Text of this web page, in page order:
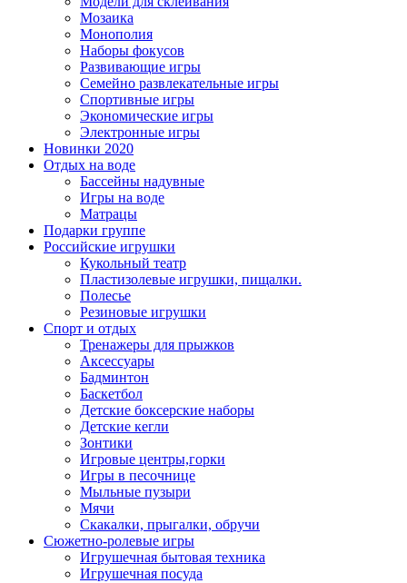
Мозаика
Монополия
Наборы фокусов
Развивающие игры
Семейно развлекательные игры
Спортивные игры
Экономические игры
Электронные игры
Новинки 2020
Отдых на воде
Бассейны надувные
Игры на воде
Матрацы
Подарки группе
Российские игрушки
Кукольный театр
Пластизолевые игрушки, пищалки.
Полесье
Резиновые игрушки
Спорт и отдых
Тренажеры для прыжков
Аксессуары
Бадминтон
Баскетбол
Детские боксерские наборы
Детские кегли
Зонтики
Игровые центры,горки
Игры в песочнице
Мыльные пузыри
Мячи
Скакалки, прыгалки, обручи
Сюжетно-ролевые игры
Игрушечная бытовая техника
Игрушечная посуда